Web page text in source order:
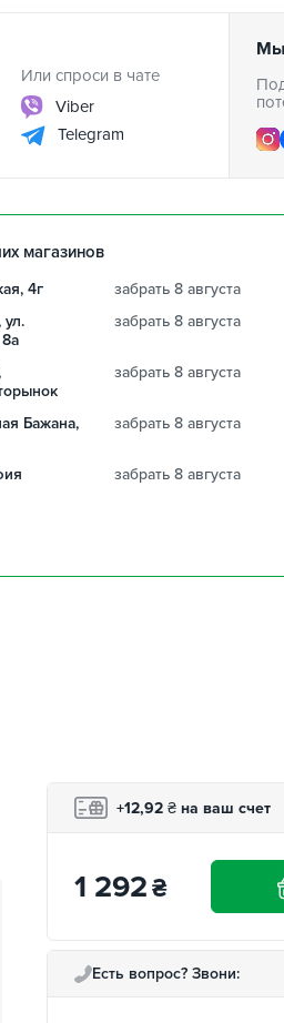
Или спроси в чате
Viber
Telegram
Мы
магазинов
4г
забрать 8 августа
ул.
забрать 8 августа
забрать 8 августа
Бажана,
забрать 8 августа
забрать 8 августа
+12,92 ₴ на ваш счет
1 292₴
Есть вопрос? Звони: